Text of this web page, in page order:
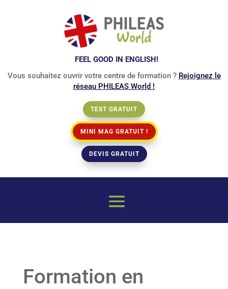
FEEL GOOD IN ENGLISH!
Vous souhaitez ouvrir votre centre de formation ? Rejoignez le
réseau PHILEAS World !
TEST GRATUIT
MINI MAG GRATUIT !
DEVIS GRATUIT
Formation en